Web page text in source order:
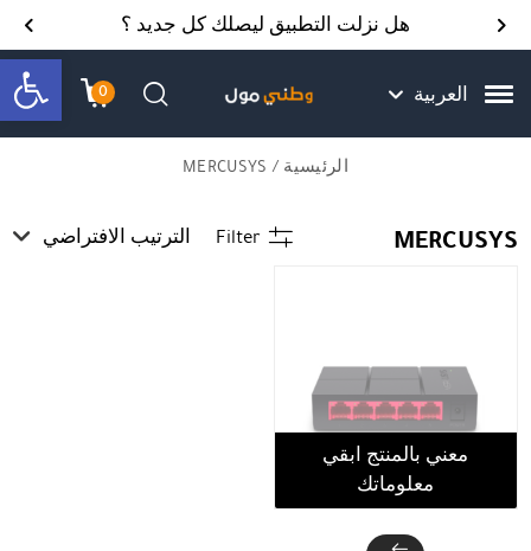
Skip to Content
Contact Us هل نزلت التطبيق ليصلك كل جديد ؟
العربية 0
עגלתחיפוש
الرئيسية / MERCUSYS
MERCUSYS
Filter الترتيب الافتراضي
معني بالمنتج ابقي
معلوماتك
Back top top